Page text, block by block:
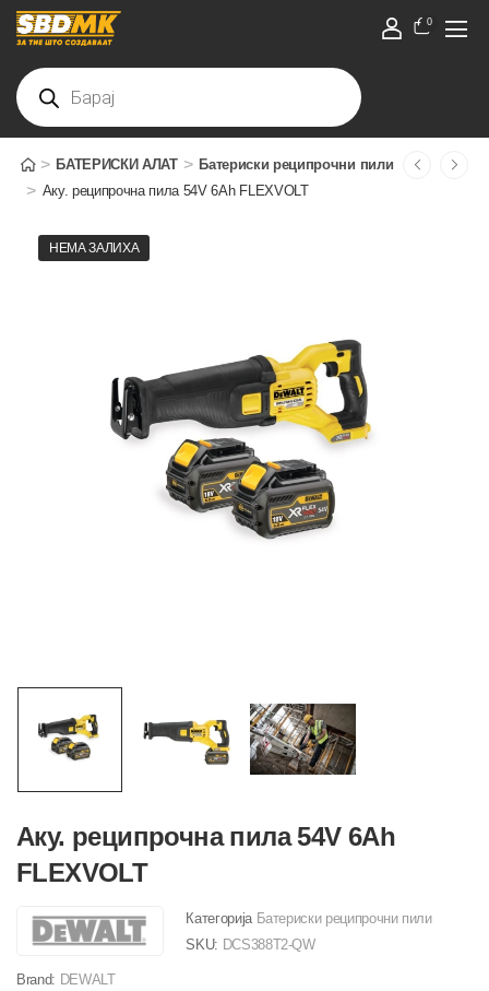
0
> БАТЕРИСКИ АЛАТ > Батериски реципрочни пили
> Аку. реципрочна пила 54V 6Ah FLEXVOLT
НЕМА ЗАЛИХА
Аку. реципрочна пила 54V 6Ah
FLEXVOLT
Категорија Батериски реципрочни пили
SKU: DCS388T2-QW
Brand: DEWALT